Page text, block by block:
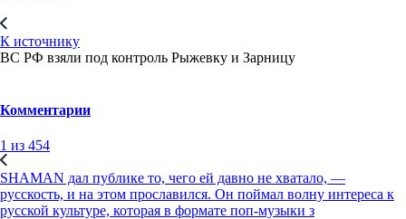
К источнику
ВС РФ взяли под контроль Рыжевку и Зарницу
Комментарии
1 из 454
SHAMAN дал публике то, чего ей давно не хватало, —
русскость, и на этом прославился. Он поймал волну интереса к
русской культуре, которая в формате поп-музыки з